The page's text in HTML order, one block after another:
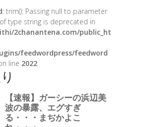
: trim(): Passing null to parameter
type string is deprecated in
2chanantena.com/public_ht
feedwordpress/feedword
line 2022